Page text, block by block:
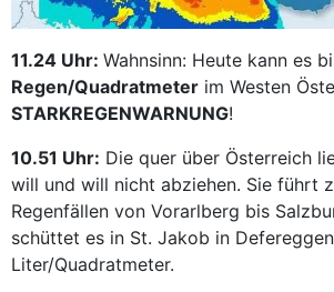
11.24 Uhr: Wahnsinn: Heute kann es
Regen/Quadratmeter im Westen
STARKREGENWARNUNG!
10.51 Uhr: Die quer über Österreich
will und will nicht abziehen. Sie führt
Regenfällen von Vorarlberg bis
schüttet es in St. Jakob in
Liter/Quadratmeter.